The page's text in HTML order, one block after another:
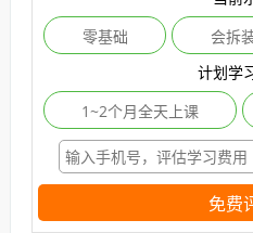
零基础
会拆
计划学
1~2个月全天上课
免费